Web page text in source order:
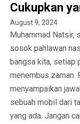
Cukupkan
August 9, 2024
Muhammad Natsir,
sosok pahlawan
bangsa kita, setiap
menembus zaman.
menyampaikan
sebuah mobil dari
yang ada. Jangan